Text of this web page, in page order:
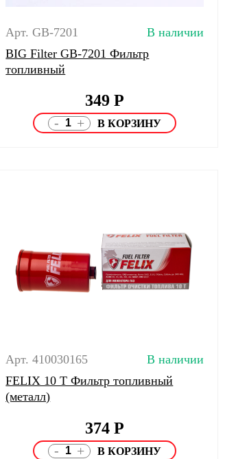
Арт. GB-7201
В наличии
BIG Filter GB-7201 Фильтр
топливный
349Р
- +
Арт. 410030165
В наличии
FELIX 10 Т Фильтр топливный
(металл)
374Р
- +